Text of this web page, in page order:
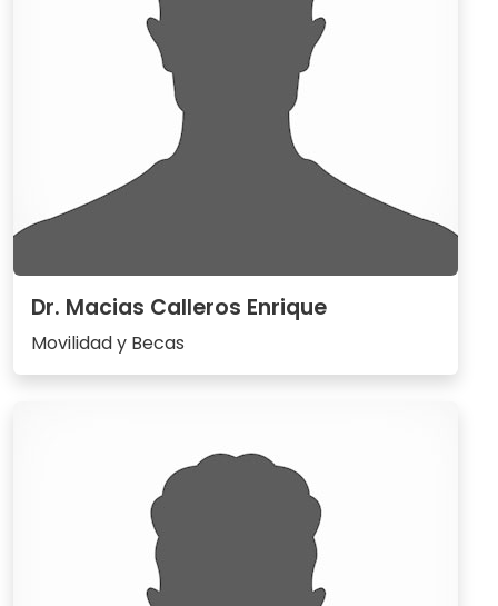
Dr. Macias Calleros Enrique
Movilidad y Becas